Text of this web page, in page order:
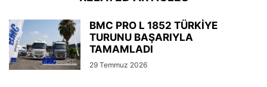
BMC PRO L 1852 TÜRKİYE
TURUNU BAŞARIYLA
TAMAMLADI
29 Temmuz 2026